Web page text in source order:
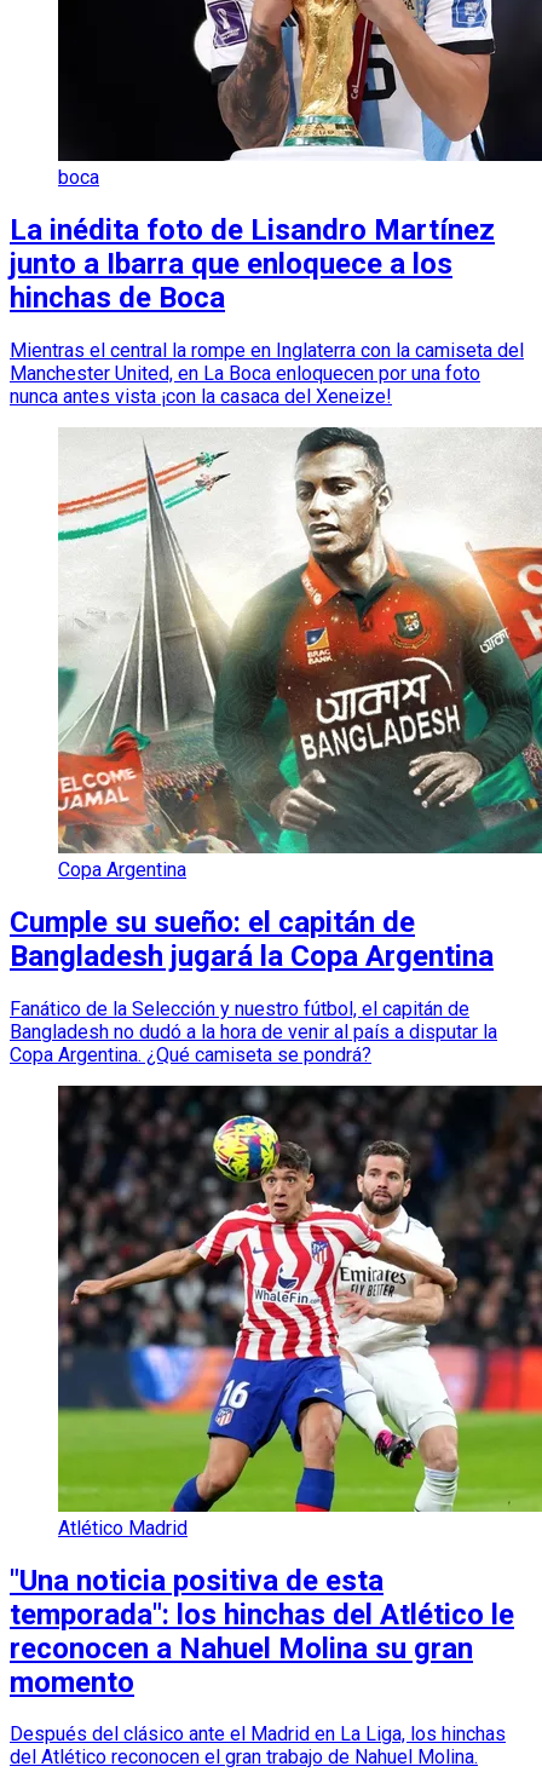
boca
La inédita foto de Lisandro Martínez
junto a Ibarra que enloquece a los
hinchas de Boca
Mientras el central la rompe en Inglaterra con la camiseta del
Manchester United, en La Boca enloquecen por una foto
nunca antes vista ¡con la casaca del Xeneize!
Copa Argentina
Cumple su sueño: el capitán de
Bangladesh jugará la Copa Argentina
Fanático de la Selección y nuestro fútbol, el capitán de
Bangladesh no dudó a la hora de venir al país a disputar la
Copa Argentina. ¿Qué camiseta se pondrá?
Atlético Madrid
"Una noticia positiva de esta
temporada": los hinchas del Atlético le
reconocen a Nahuel Molina su gran
momento
Después del clásico ante el Madrid en La Liga, los hinchas
del Atlético reconocen el gran trabajo de Nahuel Molina.